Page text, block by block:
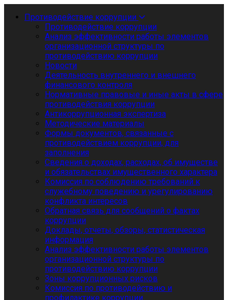
Противодействие коррупции
Противодействие коррупции
Анализ эффективности работы элементов
организационной структуры по
противодействию коррупции
Новости
Деятельность внутреннего и внешнего
финансового контроля
Нормативные правовые и иные акты в сфере
противодействия коррупции
Антикоррупционная экспертиза
Методические материалы
Формы документов, связанные с
противодействием коррупции, для
заполнения
Сведения о доходах, расходах, об имуществе
и обязательствах имущественного характера
Комиссия по соблюдению требований к
служебному поведению и урегулированию
конфликта интересов
Обратная связь для сообщений о фактах
коррупции
Доклады, отчеты, обзоры, статистическая
информация
Анализ эффективности работы элементов
организационной структуры по
противодействию коррупции
Зоны коррупционных рисков
Комиссия по противодействию и
профилактике коррупции